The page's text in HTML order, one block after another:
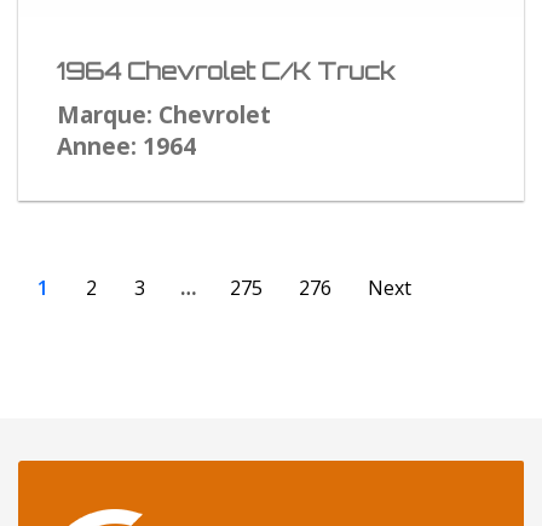
1964 Chevrolet C/K Truck
Marque: Chevrolet
Annee: 1964
1 2 3 … 275 276 Next